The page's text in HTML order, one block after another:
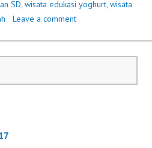
KE
SD, wisata edukasi yoghurt, wisata
Leave a comment